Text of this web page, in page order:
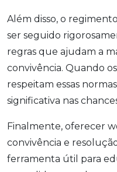
Além disso, o
ser seguido
regras que ajudam a
convivência. Quando
respeitam essas
significativa nas
Finalmente, oferecer
convivência e
ferramenta útil para